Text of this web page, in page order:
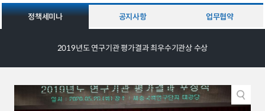
정책세미나 공지사항 업무협약
2019년도 연구기관 평가결과 최우수기관상 수상
공
용
임
일반사업보고서 기획도서